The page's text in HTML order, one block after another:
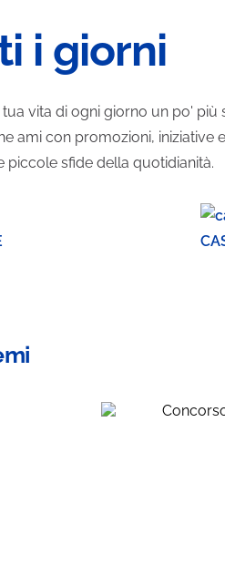
i giorni
vita di ogni giorno un po' più
ami con promozioni, iniziative
piccole sfide della quotidianità.